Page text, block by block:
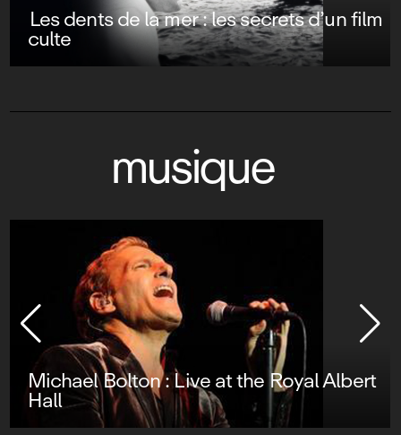
Les dents de la mer : les secrets d’un film
culte
musique
Etta James : Live at Montreux 1993